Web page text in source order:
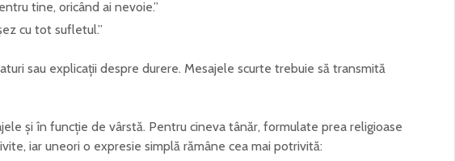
tine, oricând ai nevoie.”
cu tot sufletul.”
sau explicații despre durere. Mesajele scurte trebuie să transmită
și în funcție de vârstă. Pentru cineva tânăr, formulate prea religioase
iar uneori o expresie simplă rămâne cea mai potrivită: